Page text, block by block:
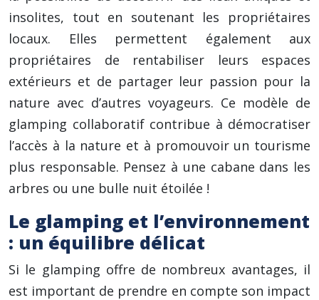
insolites, tout en soutenant les propriétaires
locaux. Elles permettent également aux
propriétaires de rentabiliser leurs espaces
extérieurs et de partager leur passion pour la
nature avec d’autres voyageurs. Ce modèle de
glamping collaboratif contribue à démocratiser
l’accès à la nature et à promouvoir un tourisme
plus responsable. Pensez à une cabane dans les
arbres ou une bulle nuit étoilée !
Le glamping et l’environnement
: un équilibre délicat
Si le glamping offre de nombreux avantages, il
est important de prendre en compte son impact